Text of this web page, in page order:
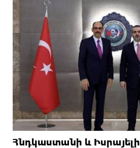
Հնդկաստանի և Իսրայելի